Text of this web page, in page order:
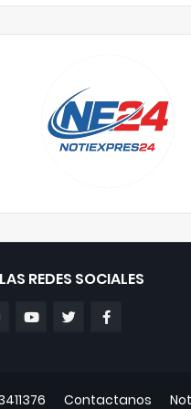
REDES SOCIALES
Contactanos